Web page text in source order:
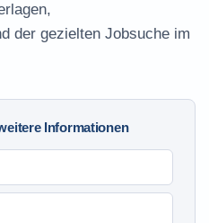
der gezielten Jobsuche im
Informationen